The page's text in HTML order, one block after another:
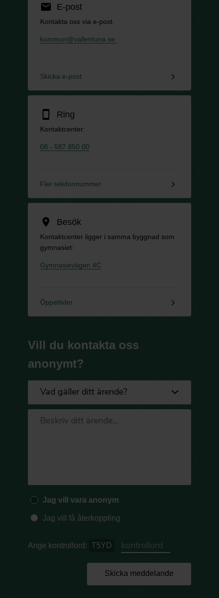
email E-post
Kontakta oss via e-post.
kommun@vallentuna.se
Skicka e-post keyboard_arrow_right
smartphone Ring
Kontaktcenter:
08 - 587 850 00
Fler telefonnummer keyboard_arrow_right
location_on Besök
Kontaktcenter ligger i samma byggnad som
gymnasiet:
Gymnasievägen 4C
Öppettider keyboard_arrow_right
Vill du kontakta oss
anonymt?
Jag vill vara anonym
Jag vill få återkoppling
Ange kontrollord: T5YD
Skicka meddelande